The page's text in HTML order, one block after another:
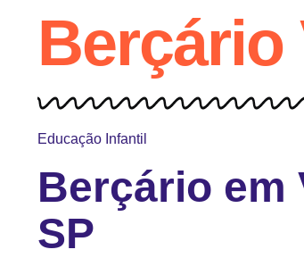
Berçário
Educação Infantil
Berçário em
SP